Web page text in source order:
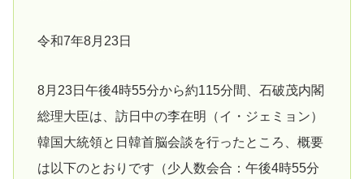
令和7年8月23日
8月23日午後4時55分から約115分間、石破茂内閣
総理大臣は、訪日中の李在明（イ・ジェミョン）
韓国大統領と日韓首脳会談を行ったところ、概要
は以下のとおりです（少人数会合：午後4時55分